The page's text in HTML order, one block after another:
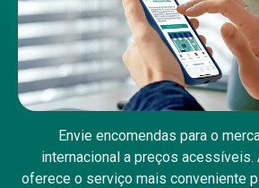
Envie encomendas para o
internacional a preços acessíveis.
oferece o serviço mais conveniente